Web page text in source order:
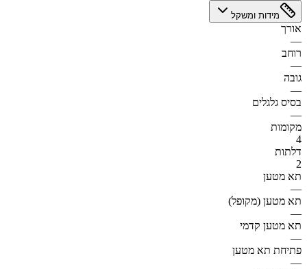
מידות ומשקל
אורך
—
רוחב
—
גובה
—
בסיס גלגלים
—
מקומות
4
דלתות
2
תא מטען
—
תא מטען (מקופל)
—
תא מטען קדמי
—
פתיחת תא מטען
—